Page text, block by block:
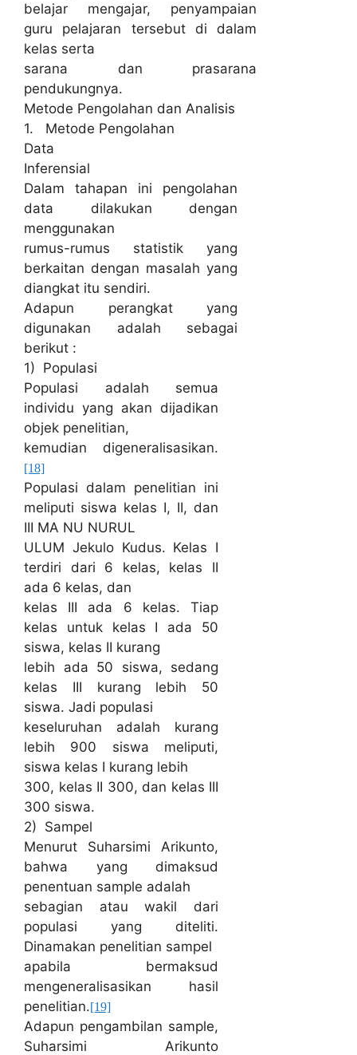
belajar mengajar, penyampaian
guru pelajaran tersebut di dalam
kelas serta
sarana dan prasarana
pendukungnya.
Metode Pengolahan dan Analisis
1. Metode Pengolahan
Data
Inferensial
Dalam tahapan ini pengolahan
data dilakukan dengan
menggunakan
rumus-rumus statistik yang
berkaitan dengan masalah yang
diangkat itu sendiri.
Adapun perangkat yang
digunakan adalah sebagai
berikut :
1) Populasi
Populasi adalah semua
individu yang akan dijadikan
objek penelitian,
kemudian digeneralisasikan.
[18]
Populasi dalam penelitian ini
meliputi siswa kelas I, II, dan
III MA NU NURUL
ULUM Jekulo Kudus. Kelas I
terdiri dari 6 kelas, kelas II
ada 6 kelas, dan
kelas III ada 6 kelas. Tiap
kelas untuk kelas I ada 50
siswa, kelas II kurang
lebih ada 50 siswa, sedang
kelas III kurang lebih 50
siswa. Jadi populasi
keseluruhan adalah kurang
lebih 900 siswa meliputi,
siswa kelas I kurang lebih
300, kelas II 300, dan kelas III
300 siswa.
2) Sampel
Menurut Suharsimi Arikunto,
bahwa yang dimaksud
penentuan sample adalah
sebagian atau wakil dari
populasi yang diteliti.
Dinamakan penelitian sampel
apabila bermaksud
mengeneralisasikan hasil
penelitian.[19]
Adapun pengambilan sample,
Suharsimi Arikunto